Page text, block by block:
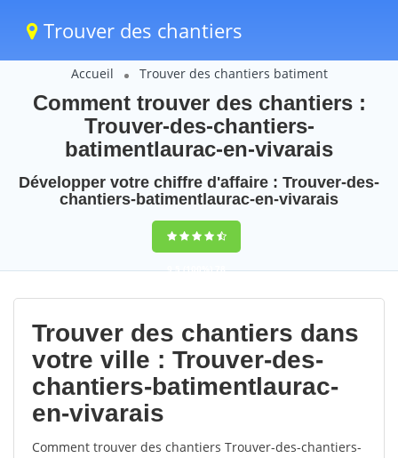
Trouver des chantiers
Accueil Trouver des chantiers batiment
Comment trouver des chantiers :
Trouver-des-chantiers-
batimentlaurac-en-vivarais
Développer votre chiffre d'affaire : Trouver-des-
chantiers-batimentlaurac-en-vivarais
9,5(100%)78
votes
Trouver des chantiers dans
votre ville : Trouver-des-
chantiers-batimentlaurac-
en-vivarais
Comment trouver des chantiers Trouver-des-chantiers-